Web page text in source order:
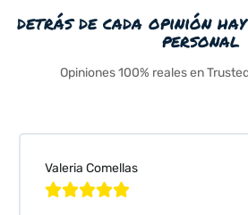
detrás de cada opinión
personal
Opiniones 100% reales en
Valeria Comellas
